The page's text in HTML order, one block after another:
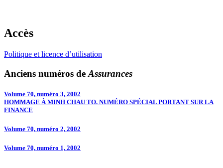
Accès
Politique et licence d’utilisation
Anciens numéros de Assurances
Volume 70, numéro 3, 2002
HOMMAGE À MINH CHAU TO. NUMÉRO SPÉCIAL PORTANT SUR LA
FINANCE
Volume 70, numéro 2, 2002
Volume 70, numéro 1, 2002